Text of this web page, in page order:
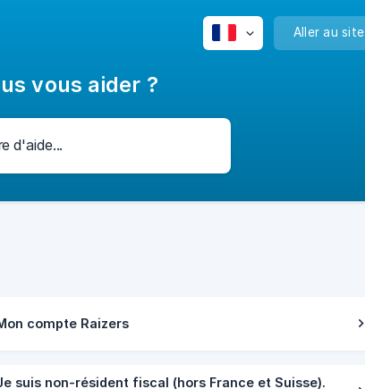
Aller au site
vous aider ?
compte Raizers
suis non-résident fiscal (hors France et Suisse).